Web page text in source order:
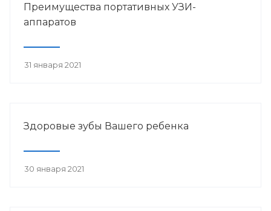
Преимущества портативных УЗИ-
аппаратов
31 января 2021
Здоровые зубы Вашего ребенка
30 января 2021